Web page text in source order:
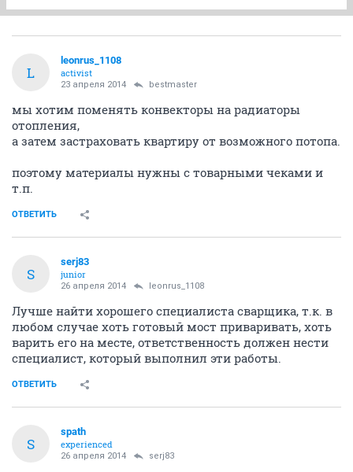
L
leonrus_1108
activist
23 апреля 2014 bestmaster
мы хотим поменять конвекторы на радиаторы
отопления,
а затем застраховать квартиру от возможного потопа.
поэтому материалы нужны с товарными чеками и
т.п.
ОТВЕТИТЬ
S
serj83
junior
26 апреля 2014 leonrus_1108
Лучше найти хорошего специалиста сварщика, т.к. в
любом случае хоть готовый мост приваривать, хоть
варить его на месте, ответственность должен нести
специалист, который выполнил эти работы.
ОТВЕТИТЬ
S
spath
experienced
26 апреля 2014 serj83